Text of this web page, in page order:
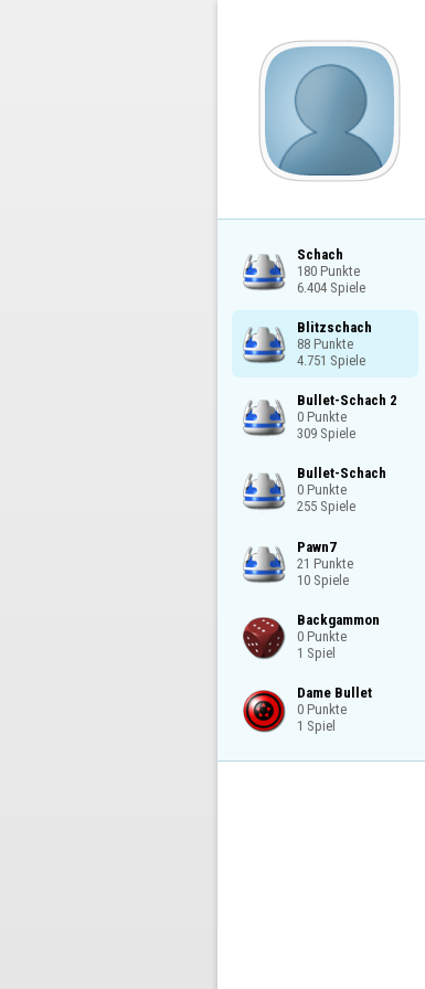
Schach
180 Punkte
6.404 Spiele
Blitzschach
88 Punkte
4.751 Spiele
Bullet-Schach 2
0 Punkte
309 Spiele
Bullet-Schach
0 Punkte
255 Spiele
Pawn7
21 Punkte
10 Spiele
Backgammon
0 Punkte
1 Spiel
Dame Bullet
0 Punkte
1 Spiel